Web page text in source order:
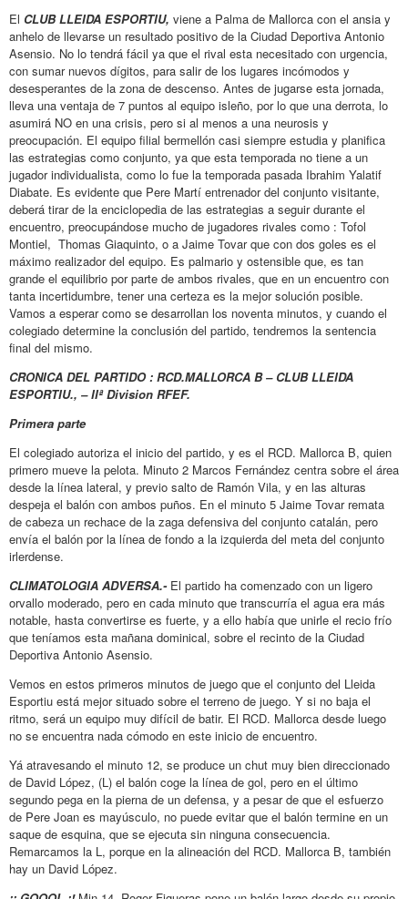
El CLUB LLEIDA ESPORTIU, viene a Palma de Mallorca con el ansia y
anhelo de llevarse un resultado positivo de la Ciudad Deportiva Antonio
Asensio. No lo tendrá fácil ya que el rival esta necesitado con urgencia,
con sumar nuevos dígitos, para salir de los lugares incómodos y
desesperantes de la zona de descenso. Antes de jugarse esta jornada,
lleva una ventaja de 7 puntos al equipo isleño, por lo que una derrota, lo
asumirá NO en una crisis, pero si al menos a una neurosis y
preocupación. El equipo filial bermellón casi siempre estudia y planifica
las estrategias como conjunto, ya que esta temporada no tiene a un
jugador individualista, como lo fue la temporada pasada Ibrahim Yalatif
Diabate. Es evidente que Pere Martí entrenador del conjunto visitante,
deberá tirar de la enciclopedia de las estrategias a seguir durante el
encuentro, preocupándose mucho de jugadores rivales como : Tofol
Montiel, Thomas Giaquinto, o a Jaime Tovar que con dos goles es el
máximo realizador del equipo. Es palmario y ostensible que, es tan
grande el equilibrio por parte de ambos rivales, que en un encuentro con
tanta incertidumbre, tener una certeza es la mejor solución posible.
Vamos a esperar como se desarrollan los noventa minutos, y cuando el
colegiado determine la conclusión del partido, tendremos la sentencia
final del mismo.
CRONICA DEL PARTIDO : RCD.MALLORCA B – CLUB LLEIDA
ESPORTIU., – IIª Division RFEF.
Primera parte
El colegiado autoriza el inicio del partido, y es el RCD. Mallorca B, quien
primero mueve la pelota. Minuto 2 Marcos Fernández centra sobre el área
desde la línea lateral, y previo salto de Ramón Vila, y en las alturas
despeja el balón con ambos puños. En el minuto 5 Jaime Tovar remata
de cabeza un rechace de la zaga defensiva del conjunto catalán, pero
envía el balón por la línea de fondo a la izquierda del meta del conjunto
irlerdense.
CLIMATOLOGIA ADVERSA.-El partido ha comenzado con un ligero
orvallo moderado, pero en cada minuto que transcurría el agua era más
notable, hasta convertirse es fuerte, y a ello había que unirle el recio frío
que teníamos esta mañana dominical, sobre el recinto de la Ciudad
Deportiva Antonio Asensio.
Vemos en estos primeros minutos de juego que el conjunto del Lleida
Esportiu está mejor situado sobre el terreno de juego. Y si no baja el
ritmo, será un equipo muy difícil de batir. El RCD. Mallorca desde luego
no se encuentra nada cómodo en este inicio de encuentro.
Yá atravesando el minuto 12, se produce un chut muy bien direccionado
de David López, (L) el balón coge la línea de gol, pero en el último
segundo pega en la pierna de un defensa, y a pesar de que el esfuerzo
de Pere Joan es mayúsculo, no puede evitar que el balón termine en un
saque de esquina, que se ejecuta sin ninguna consecuencia.
Remarcamos la L, porque en la alineación del RCD. Mallorca B, también
hay un David López.